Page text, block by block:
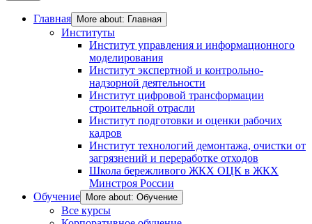
Главная More about: Главная
Институты
Институт управления и информационного
моделирования
Институт экспертной и контрольно-
надзорной деятельности
Институт цифровой трансформации
строительной отрасли
Институт подготовки и оценки рабочих
кадров
Институт технологий демонтажа, очистки от
загрязнений и переработке отходов
Школа бережливого ЖКХ ОЦК в ЖКХ
Минстроя России
Обучение
More about: Обучение
Все курсы